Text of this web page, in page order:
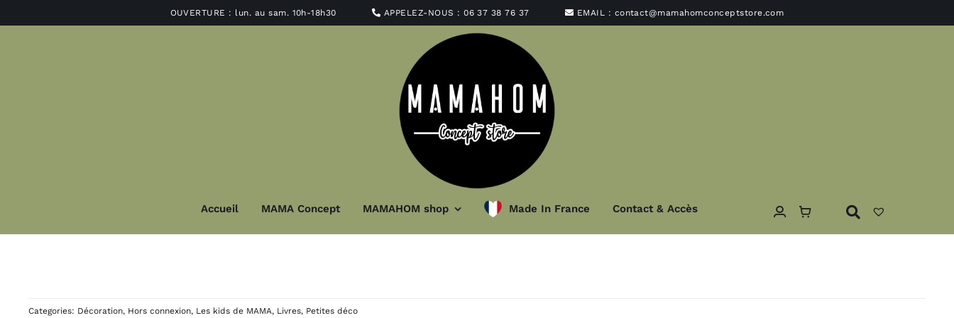
au
OUVERTURE : lun. au sam. 10h-18h30 APPELEZ-NOUS :06 37 38 76 37 EMAIL : contact@mamahomconceptstore.com
Accueil MAMA Concept MAMAHOM shop
Déco murale et miroir
Suspensions et abat-jour
Made In France Contact & Accès
Categories: Décoration, Hors connexion, Les kids de MAMA, Livres, Petites déco